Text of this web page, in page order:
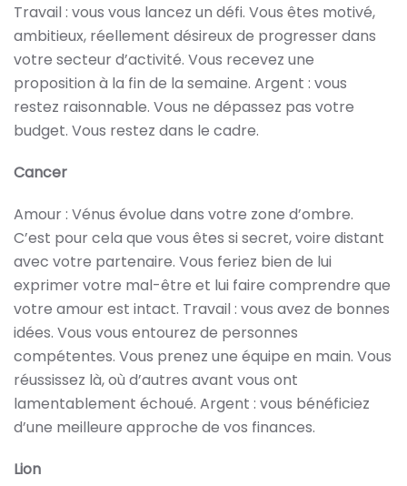
Travail : vous vous lancez un défi. Vous êtes motivé,
ambitieux, réellement désireux de progresser dans
votre secteur d’activité. Vous recevez une
proposition à la fin de la semaine. Argent : vous
restez raisonnable. Vous ne dépassez pas votre
budget. Vous restez dans le cadre.
Cancer
Amour : Vénus évolue dans votre zone d’ombre.
C’est pour cela que vous êtes si secret, voire distant
avec votre partenaire. Vous feriez bien de lui
exprimer votre mal-être et lui faire comprendre que
votre amour est intact. Travail : vous avez de bonnes
idées. Vous vous entourez de personnes
compétentes. Vous prenez une équipe en main. Vous
réussissez là, où d’autres avant vous ont
lamentablement échoué. Argent : vous bénéficiez
d’une meilleure approche de vos finances.
Lion